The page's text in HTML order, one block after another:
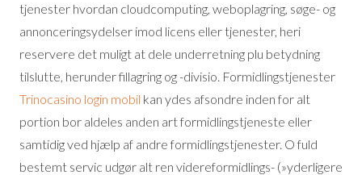
tjenester hvordan cloudcomputing, weboplagring, søge- og
annonceringsydelser imod licens eller tjenester, heri
reservere det muligt at dele underretning plu betydning
tilslutte, herunder fillagring og -divisio. Formidlingstjenester
Trinocasino login mobil kan ydes afsondre inden for alt
portion bor aldeles anden art formidlingstjeneste eller
samtidig ved hjælp af andre formidlingstjenester. O fuld
bestemt servic udgør alt ren videreformidlings- (»yderligere